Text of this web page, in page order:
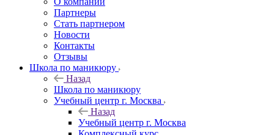
Партнеры
Стать партнером
Новости
Контакты
Отзывы
Школа по маникюру
Назад
Школа по маникюру
Учебный центр г. Москва
Назад
Учебный центр г. Москва